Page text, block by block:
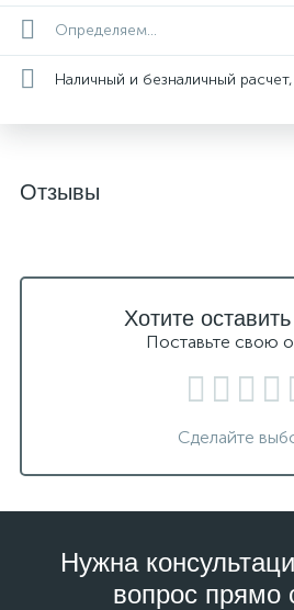
Определяем...
Наличный и безналичный
Отзывы
Хотите
Поставьте свою
Сделайте
Нужна
вопрос прямо